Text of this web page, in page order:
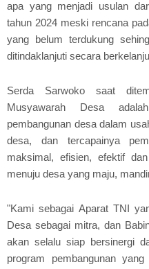
apa yang menjadi usulan
tahun 2024 meski rencana
yang belum terdukung
ditindaklanjuti secara
Serda Sarwoko saat
Musyawarah Desa
pembangunan desa dalam
desa, dan tercapainya
maksimal, efisien, efektif
menuju desa yang maju,
"Kami sebagai Aparat TNI
Desa sebagai mitra, dan
akan selalu siap bersinergi
program pembangunan